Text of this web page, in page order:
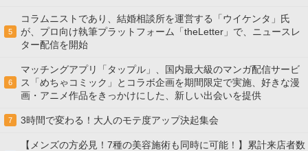
5
コラムニストであり、結婚相談所を運営する「ウイケンタ」氏
が、プロ向け執筆プラットフォーム「theLetter」で、ニュースレ
ター配信を開始
6
マッチングアプリ「タップル」、国内最大級のマンガ配信サービ
ス「めちゃコミック」とコラボ企画を期間限定で実施、好きな漫
画・アニメ作品をきっかけにした、新しい出会いを提供
7 3時間で変わる！大人のモテ度アップ決起集会
【メンズの方必見！7種の美容施術も同時に可能！】累計来店者数